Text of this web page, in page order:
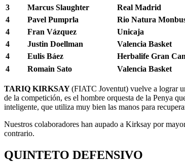
3
Marcus Slaughter Real Madrid
4
Pavel Pumprla Rio Natura
4
Fran Vázquez Unicaja
4
Justin Doellman Valencia Basket
4
Eulis Báez Herbalife Gran
4
Romain Sato Valencia Basket
TARIQ KIRKSAY(FIATC Joventut) vuelve a lograr
de la competición, es el hombre orquesta de la Penya
inteligente, que utiliza muy bien las manos para
Nuestros colaboradores han aupado a Kirksay por
contrario.
QUINTETO DEFENSIVO